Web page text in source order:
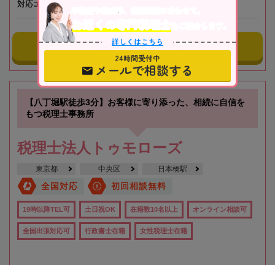
対応エリア
事務所にメールする
【八丁堀駅徒歩3分】お客様に寄り添った、相続に自信を
もつ税理士事務所
税理士法人トゥモローズ
東京都 中央区 日本橋駅
全国対応 初回相談無料
19時以降TEL可 土日祝OK 在籍数10名以上 オンライン相談可
全国出張対応可 行政書士在籍 女性税理士在籍
不動産や株式等、相続資産に合わせて、
お近くの専門税理士
をご紹介します。
詳しくはこちら
24時間受付中
メールで相談する